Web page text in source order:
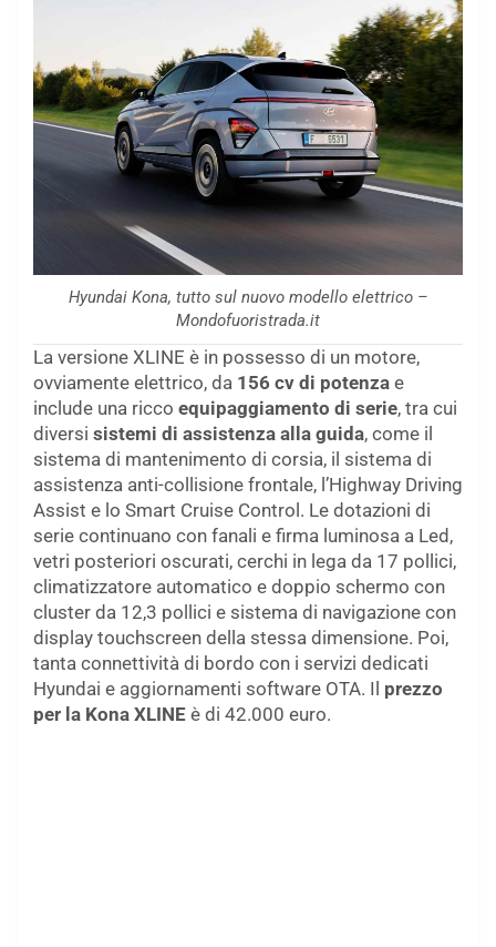
Hyundai Kona, tutto sul nuovo modello elettrico –
Mondofuoristrada.it
La versione XLINE è in possesso di un motore,
ovviamente elettrico, da 156 cv di potenza e
include una ricco equipaggiamento di serie, tra cui
diversi sistemi di assistenza alla guida, come il
sistema di mantenimento di corsia, il sistema di
assistenza anti-collisione frontale, l’Highway Driving
Assist e lo Smart Cruise Control. Le dotazioni di
serie continuano con fanali e firma luminosa a Led,
vetri posteriori oscurati, cerchi in lega da 17 pollici,
climatizzatore automatico e doppio schermo con
cluster da 12,3 pollici e sistema di navigazione con
display touchscreen della stessa dimensione. Poi,
tanta connettività di bordo con i servizi dedicati
Hyundai e aggiornamenti software OTA. Il prezzo
per la Kona XLINE è di 42.000 euro.